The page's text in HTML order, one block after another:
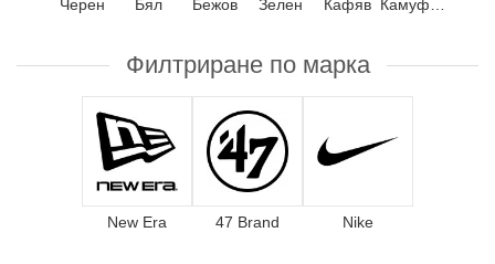
Черен Бял Бежов Зелен Кафяв
Филтриране по марка
New Era 47 Brand Nike